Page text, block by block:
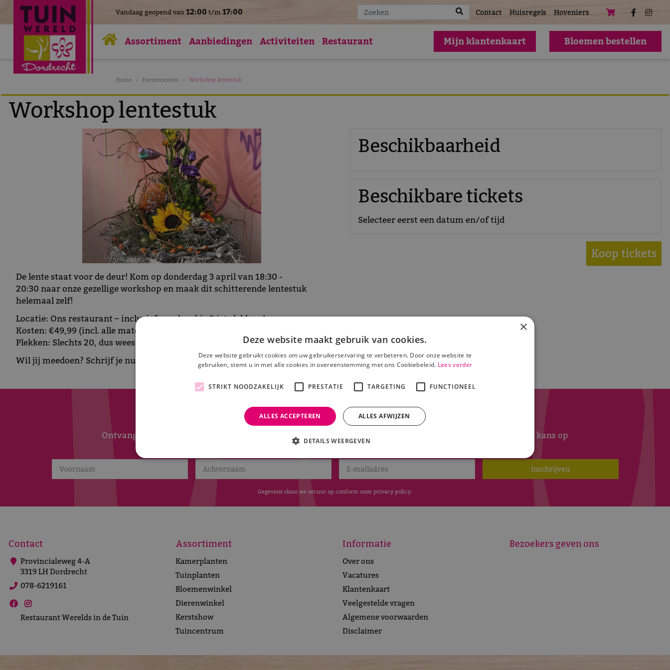
Home Evenementen Workshop lentestuk
Vandaag geopend van12:00 t/m17:00
Bloemen bestellen
Vacatures Contact Huisregels Hoveniers
Assortiment Aanbiedingen Activiteiten Restaurant Mijn klantenkaart
Workshop lentestuk
De lente staat voor de deur! Kom op donderdag 3 april van 18:30 -
20:30 naar onze gezellige workshop en maak dit schitterende lentestuk
helemaal zelf!
Locatie: Ons restaurant – inclusief een drankje & iets lekkers!
Kosten: €49,99 (incl. alle materialen)
Plekken: Slechts 20, dus wees er snel bij!
Wil jij meedoen? Schrijf je nu in en verzeker jouw plek!
Beschikbaarheid
Beschikbare tickets
Selecteer eerst een datum en/of tijd
Koop tickets
Meld je nu aan!
Ontvang maximaal 1x per week onze digitale nieuwsbrief. Iedere maand maak je als nieuwsbrief abonnee kans op
een cadeaubon van TuinWereld Dordrecht ter waarde van 25 euro!
Gegevens slaan we secuur op conform onze privacy policy.
Contact
Provincialeweg 4-A
3319 LH Dordrecht
078-6219161
Restaurant Werelds in de Tuin
Assortiment
Kamerplanten
Tuinplanten
Bloemenwinkel
Dierenwinkel
Kerstshow
Tuincentrum
Informatie
Over ons
Vacatures
Klantenkaart
Veelgestelde vragen
Algemene voorwaarden
Disclaimer
Bezoekers geven ons
×
Deze website maakt gebruik van cookies.
Deze website gebruikt cookies om uw gebruikerservaring te verbeteren. Door onze website te
gebruiken, stemt u in met alle cookies in overeenstemming met ons Cookiebeleid. Lees verder
STRIKT NOODZAKELIJK PRESTATIE TARGETING FUNCTIONEEL
ALLES ACCEPTEREN ALLES AFWIJZEN
DETAILS WEERGEVEN